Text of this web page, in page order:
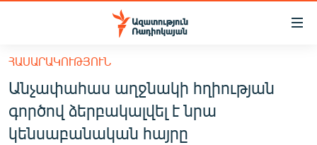
Մատչելիության
հիմնական
բովանդակությանը
հիմնական
մենյուին
ՀԱՅԱՍՏԱՆ
ՔԱՂԱՔԱԿԱՆ
ՀԱՍԱՐԱԿՈՒԹՅՈՒՆ
Անչափահաս աղջնակի հղիության
գործով ձերբակալվել է նրա
կենսաբանական հայրը